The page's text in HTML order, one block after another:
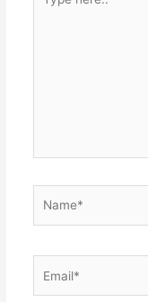
here..